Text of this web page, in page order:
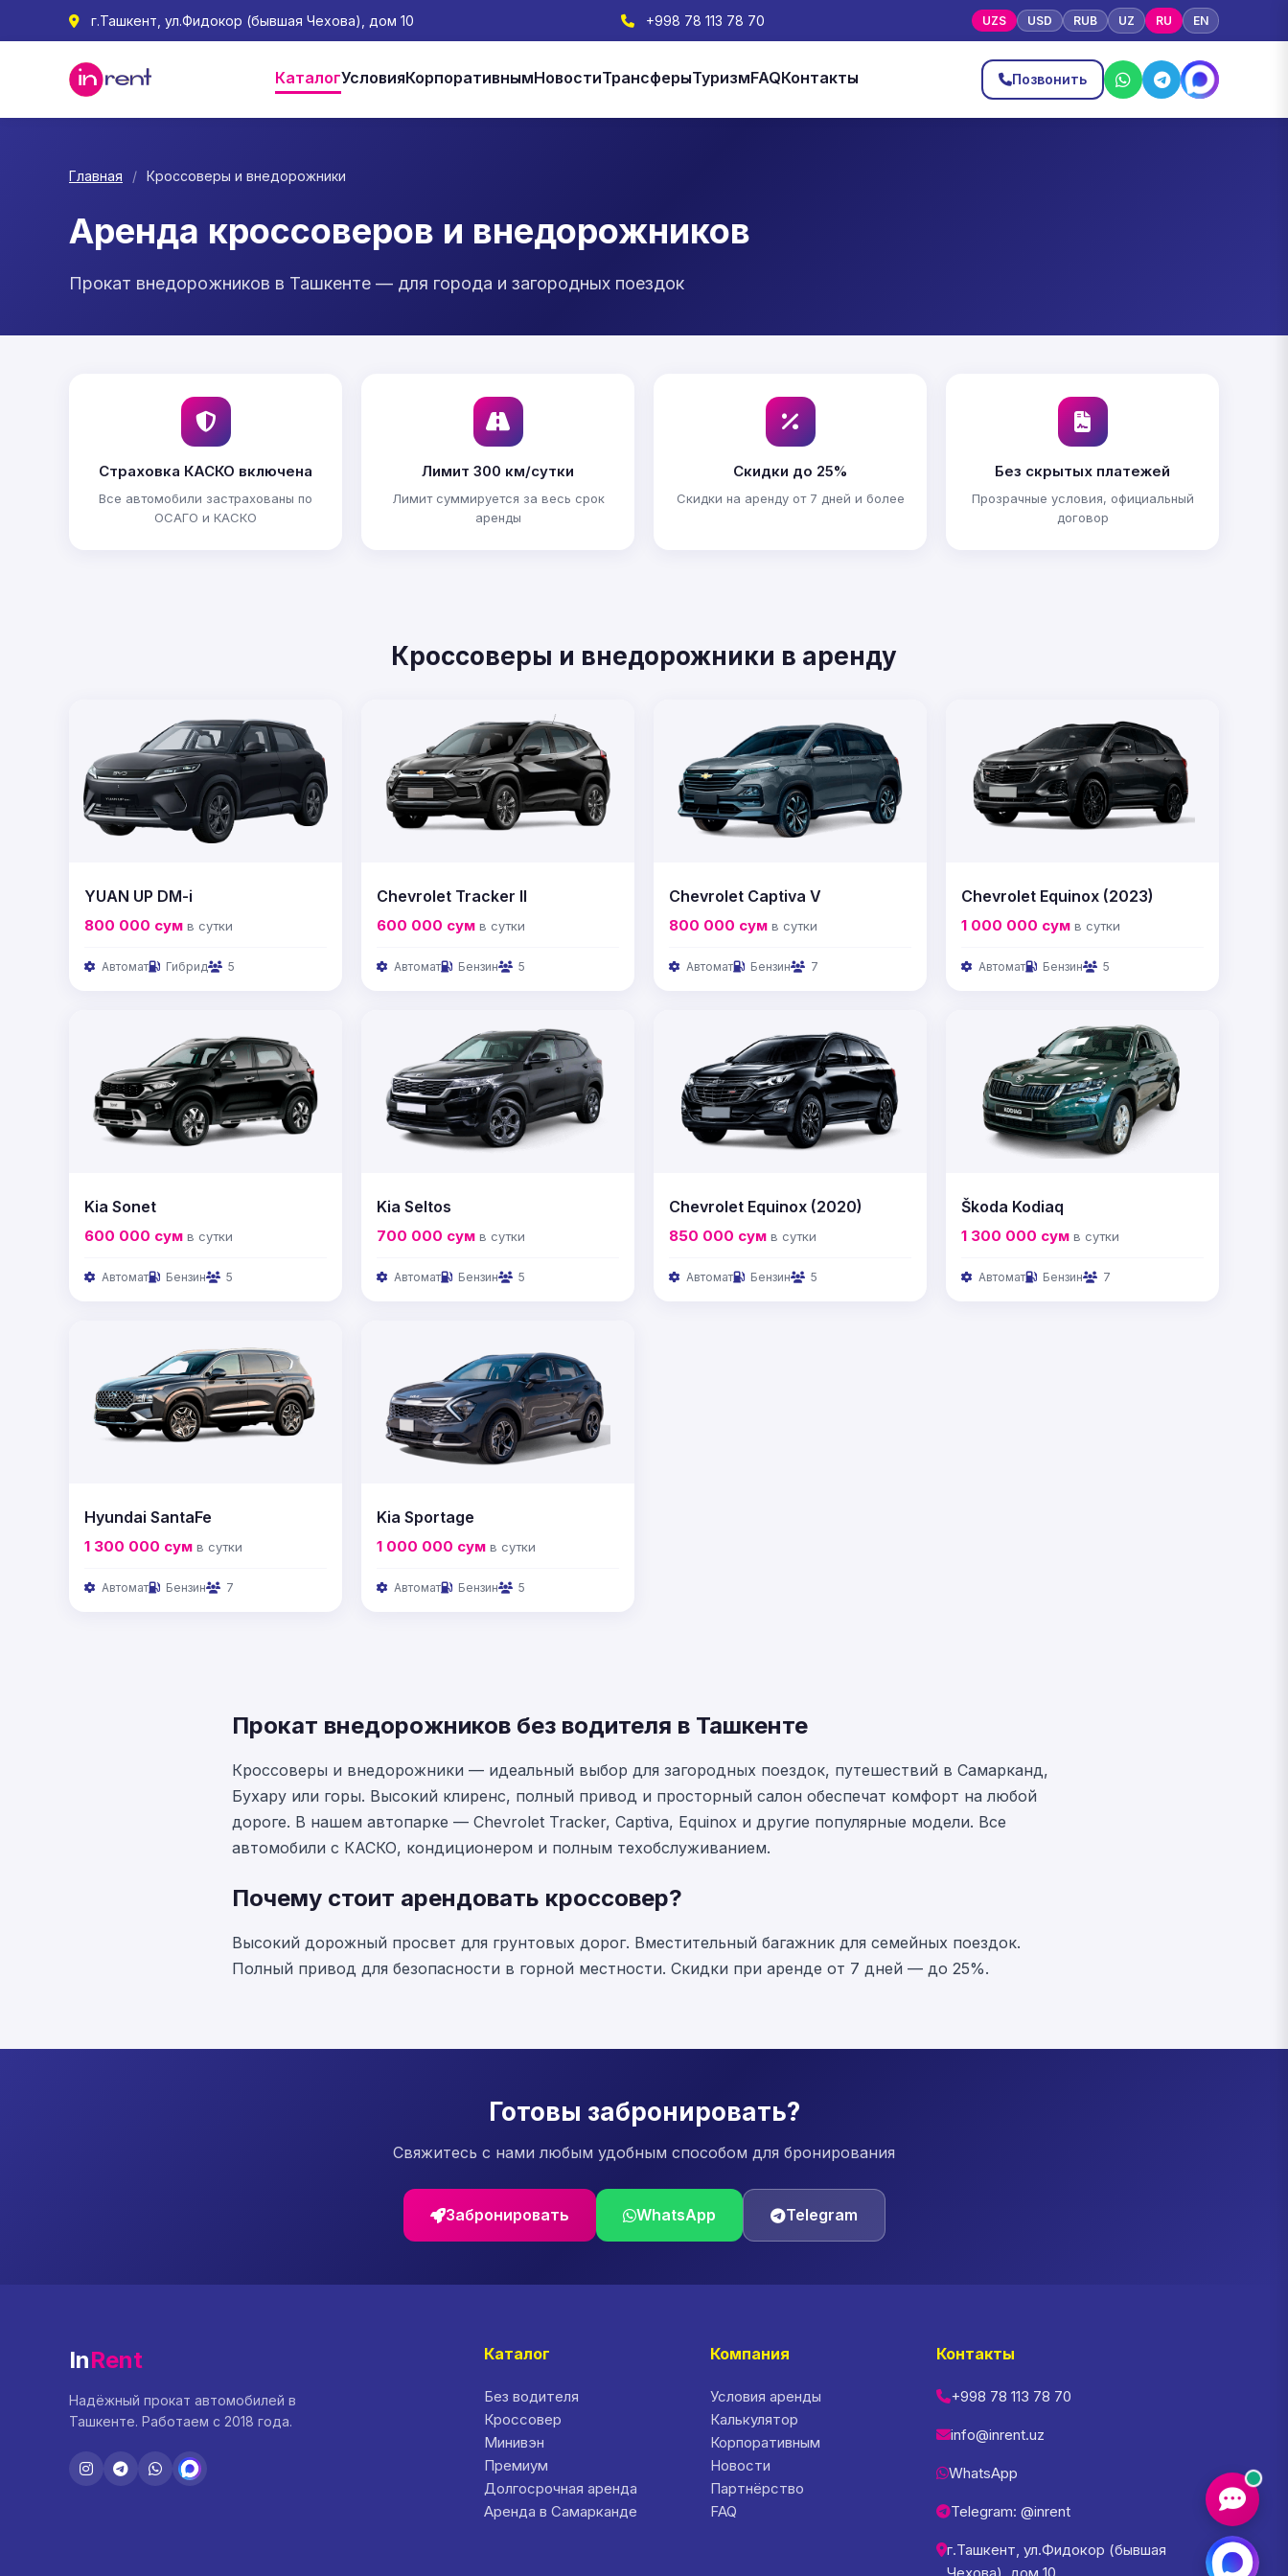
г.Ташкент, ул.Фидокор (бывшая Чехова), дом 10 +998 78 113 78 70 UZS USD RUB UZ RU EN
КаталогУсловияКорпоративнымНовостиТрансферыТуризмFAQКонтакты Позвонить
Главная / Кроссоверы и внедорожники
Аренда кроссоверов и внедорожников
Прокат внедорожников в Ташкенте — для города и загородных поездок
Страховка КАСКО включена
Все автомобили застрахованы по
ОСАГО и КАСКО
Лимит 300 км/сутки
Лимит суммируется за весь срок
аренды
Скидки до 25%
Скидки на аренду от 7 дней и более
Без скрытых платежей
Прозрачные условия, официальный
договор
Кроссоверы и внедорожники в аренду
YUAN UP DM-i
800 000 сум в сутки
Автомат Гибрид 5
Chevrolet Tracker II
600 000 сум в сутки
Автомат Бензин 5
Chevrolet Captiva V
800 000 сум в сутки
Автомат Бензин 7
Chevrolet Equinox (2023)
1 000 000 сум в сутки
Автомат Бензин 5
Kia Sonet
600 000 сум в сутки
Автомат Бензин 5
Kia Seltos
700 000 сум в сутки
Автомат Бензин 5
Chevrolet Equinox (2020)
850 000 сум в сутки
Автомат Бензин 5
Škoda Kodiaq
1 300 000 сум в сутки
Автомат Бензин 7
Hyundai SantaFe
1 300 000 сум в сутки
Автомат Бензин 7
Kia Sportage
1 000 000 сум в сутки
Автомат Бензин 5
Прокат внедорожников без водителя в Ташкенте
Кроссоверы и внедорожники — идеальный выбор для загородных поездок, путешествий в Самарканд,
Бухару или горы. Высокий клиренс, полный привод и просторный салон обеспечат комфорт на любой
дороге. В нашем автопарке — Chevrolet Tracker, Captiva, Equinox и другие популярные модели. Все
автомобили с КАСКО, кондиционером и полным техобслуживанием.
Почему стоит арендовать кроссовер?
Высокий дорожный просвет для грунтовых дорог. Вместительный багажник для семейных поездок.
Полный привод для безопасности в горной местности. Скидки при аренде от 7 дней — до 25%.
Готовы забронировать?
Свяжитесь с нами любым удобным способом для бронирования
Забронировать WhatsApp Telegram
InRent
Надёжный прокат автомобилей в
Ташкенте. Работаем с 2018 года.
Каталог
Без водителя
Кроссовер
Минивэн
Премиум
Долгосрочная аренда
Аренда в Самарканде
Компания
Условия аренды
Калькулятор
Корпоративным
Новости
Партнёрство
FAQ
Контакты
+998 78 113 78 70
info@inrent.uz
WhatsApp
Telegram: @inrent
г.Ташкент, ул.Фидокор (бывшая